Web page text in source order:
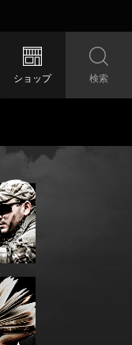
ショップ 検索